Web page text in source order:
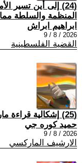
(24) إلى أين تسير
المنظمة والسلطة
ابراهيم ابراش
2026 / 8 / 9
القضية الفلسطينية
(25) إشكالية قراءة ماركس بين العلم والأيديولوجيا
حميد كوره جي
2026 / 8 / 9
الارشيف الماركسي